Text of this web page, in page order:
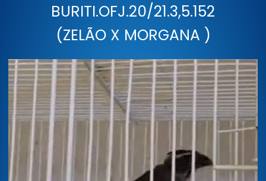
BURITI.OFJ.20/21.3,5.152
(ZELÃO X MORGANA )